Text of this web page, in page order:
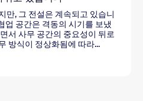
만, 그 전설은 계속되고 있습니
업 공간은 격동의 시기를 보냈
서 사무 공간의 중요성이 뒤로
방식이 정상화됨에 따라...